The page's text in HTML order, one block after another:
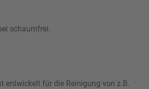
schaumfrei.
entwickelt für die Reinigung von z.B.